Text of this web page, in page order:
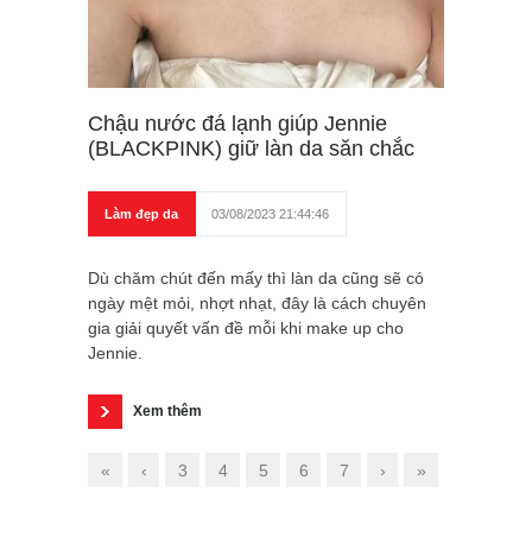
Chậu nước đá lạnh giúp Jennie
(BLACKPINK) giữ làn da săn chắc
Làm đẹp da 03/08/2023 21:44:46
Dù chăm chút đến mấy thì làn da cũng sẽ có
ngày mệt mỏi, nhợt nhạt, đây là cách chuyên
gia giải quyết vấn đề mỗi khi make up cho
Jennie.
Xem thêm
« ‹ 3 4 5 6 7 › »